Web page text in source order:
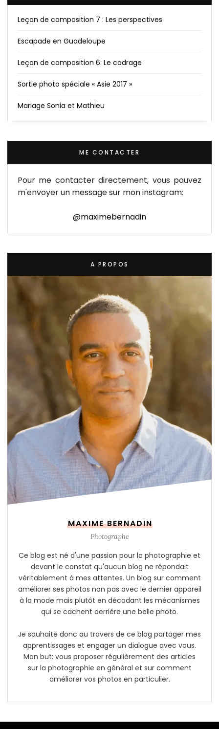
Leçon de composition 7 : Les perspectives
Escapade en Guadeloupe
Leçon de composition 6: Le cadrage
Sortie photo spéciale « Asie 2017 »
Mariage Sonia et Mathieu
ME CONTACTER
Pour me contacter directement, vous pouvez
m'envoyer un message sur mon instagram:
@maximebernadin
A PROPOS
MAXIME BERNADIN
Photographe
Ce blog est né d'une passion pour la photographie et
devant le constat qu'aucun blog ne répondait
véritablement à mes attentes. Un blog sur comment
améliorer ses photos non pas avec le dernier appareil
à la mode mais plutôt en décodant les mécanismes
qui se cachent derrière une belle photo.
Je souhaite donc au travers de ce blog partager mes
apprentissages et engager un dialogue avec vous.
Mon but: vous proposer régulièrement des articles
sur la photographie en général et sur comment
améliorer vos photos en particulier.